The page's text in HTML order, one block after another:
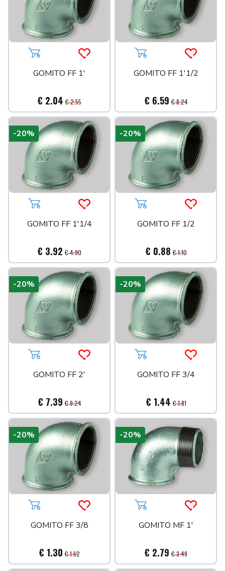
Aggiungi al carrelloAcquista più tardi
GOMITO FF 1'
€ 2.04 € 2.55
Aggiungi al carrello
GOMITO FF 1'1/2
€ 6.59 € 8.24
Aggiungi al carrelloAcquista più tardi
GOMITO FF 1'1/4
€ 3.92 € 4.90
-20%
Aggiungi al carrello
GOMITO FF 1/2
€ 0.88 € 1.10
-20%
Aggiungi al carrelloAcquista più tardi
GOMITO FF 2'
€ 7.39 € 9.24
-20%
Aggiungi al carrello
GOMITO FF 3/4
€ 1.44 € 1.81
-20%
Aggiungi al carrelloAcquista più tardi
GOMITO FF 3/8
€ 1.30 € 1.62
-20%
Aggiungi al carrello
GOMITO MF 1'
€ 2.79 € 3.49
-20%